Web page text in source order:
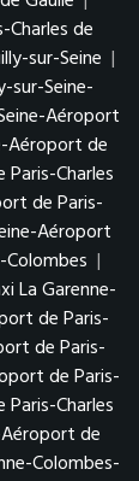
de
sur-Seine |
sur-Seine-
Aéroport
Aéroport de
Charles
de Paris-
Aéroport
Colombes |
La Garenne-
de Paris-
de Paris-
de Paris-
Charles
de
Colombes-